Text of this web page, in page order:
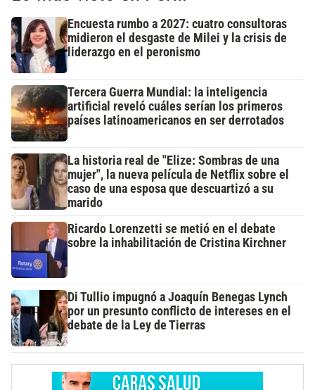
Encuesta rumbo a 2027: cuatro consultoras
midieron el desgaste de Milei y la crisis de
liderazgo en el peronismo
Tercera Guerra Mundial: la inteligencia
artificial reveló cuáles serían los primeros
países latinoamericanos en ser derrotados
La historia real de "Elize: Sombras de una
mujer", la nueva película de Netflix sobre el
caso de una esposa que descuartizó a su
marido
Ricardo Lorenzetti se metió en el debate
sobre la inhabilitación de Cristina Kirchner
Di Tullio impugnó a Joaquín Benegas Lynch
por un presunto conflicto de intereses en el
debate de la Ley de Tierras